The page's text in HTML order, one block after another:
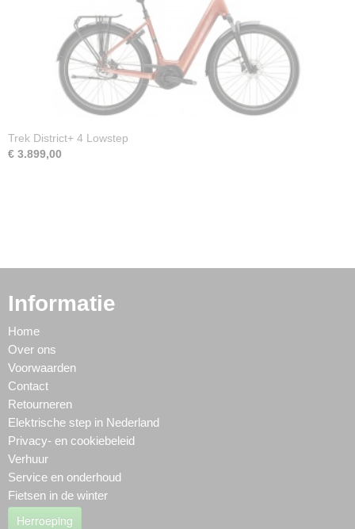
Trek District+ 4 Lowstep
€ 3.899,00
Informatie
Home
Over ons
Voorwaarden
Contact
Retourneren
Elektrische step in Nederland
Privacy- en cookiebeleid
Verhuur
Service en onderhoud
Fietsen in de winter
Herroeping